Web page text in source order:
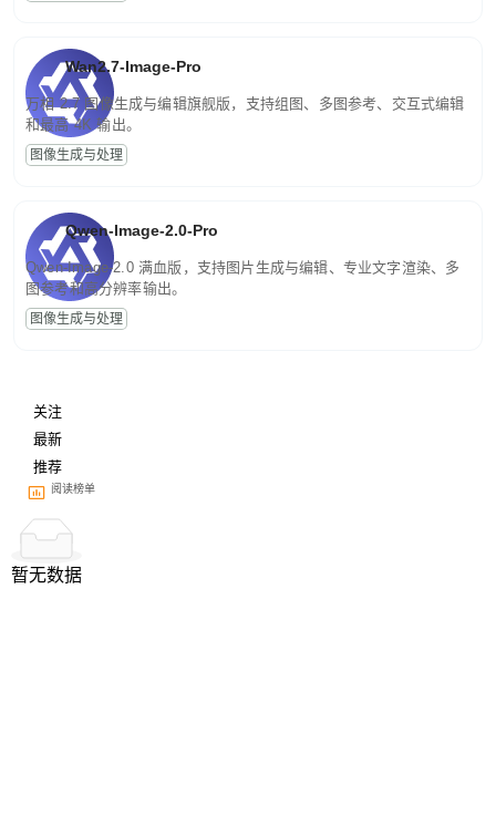
Wan2.7-Image-Pro
万相 2.7 图像生成与编辑旗舰版，支持组图、多图参考、交互式编辑
和最高 4K 输出。
图像生成与处理
Qwen-Image-2.0-Pro
Qwen-Image-2.0 满血版，支持图片生成与编辑、专业文字渲染、多
图参考和高分辨率输出。
图像生成与处理
关注
最新
推荐
阅读榜单
暂无数据